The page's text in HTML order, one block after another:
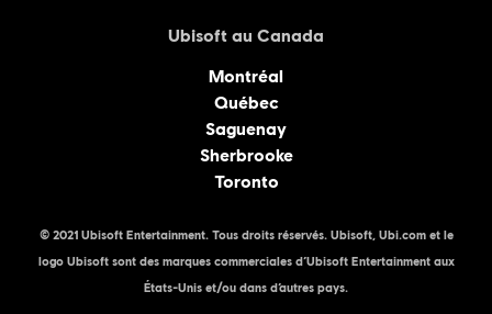
Ubisoft au Canada
Montréal
Québec
Saguenay
Sherbrooke
Toronto
© 2021 Ubisoft Entertainment. Tous droits réservés. Ubisoft, Ubi.com et le
logo Ubisoft sont des marques commerciales d’Ubisoft Entertainment aux
États-Unis et/ou dans d’autres pays.